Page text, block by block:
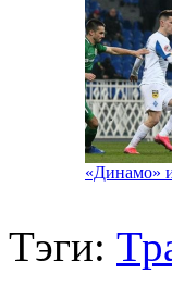
Куда
В Киеве
«Динамо»
Тэги: